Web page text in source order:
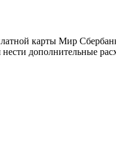
карты Мир
дополнительные